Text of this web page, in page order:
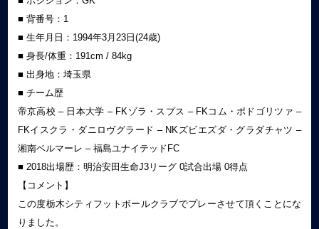
■ 背番号：1
■ 生年月日：1994年3月23日(24歳)
■ 身長/体重：191cm / 84kg
■ 出身地：埼玉県
■ チーム歴
帝京高校 – 日本大学 – FKゾラ・スプス – FKコム・ポドゴリツァ –
FKイスクラ・ダニロヴグラード – NKズビエズダ・グラダチャツ –
湘南ベルマーレ – 福島ユナイテッドFC
■ 2018出場歴：明治安田生命J3リーグ 0試合出場 0得点
【コメント】
この度栃木シティフットボールクラブでプレーさせて頂くことにな
りました。